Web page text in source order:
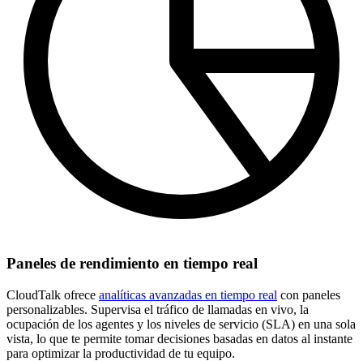
Paneles de rendimiento en tiempo real
CloudTalk ofrece analíticas avanzadas en tiempo real con paneles
personalizables. Supervisa el tráfico de llamadas en vivo, la
ocupación de los agentes y los niveles de servicio (SLA) en una sola
vista, lo que te permite tomar decisiones basadas en datos al instante
para optimizar la productividad de tu equipo.